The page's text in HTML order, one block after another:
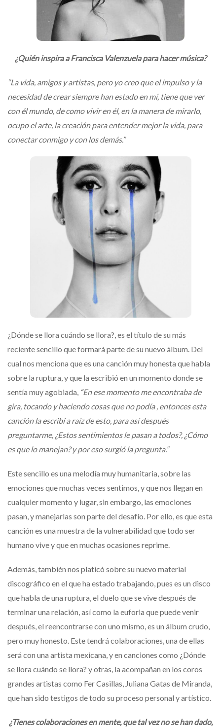
¿Quién inspira a Francisca Valenzuela para hacer música?
“La vida, amigos y artistas, pero yo creo que el impulso y la
necesidad de crear siempre han estado en mí, tiene que ver
con él mundo, de como vivir en él, en la manera de mirarlo,
ocupo el arte, la creación para entender mejor la vida, para
conectar conmigo y con los demás.”
¿Dónde se llora cuándo se llora?, es el título de su más
reciente sencillo que formará parte de su nuevo álbum. Del
cual nos menciona que es una canción muy honesta que habla
sobre la ruptura, y que la escribió en un momento donde se
sentía muy agobiada, “En ese momento me encontraba de
gira, tocando y haciendo cosas que no podía , entonces esta
canción la escribí a raíz de esto, para así después
preguntarme, ¿Estos sentimientos le pasan a todos?, ¿Cómo
es que lo manejan? y por eso surgió la pregunta.”
Este sencillo es una melodía muy humanitaria, sobre las
emociones que muchas veces sentimos, y que nos llegan en
cualquier momento y lugar, sin embargo, las emociones
pasan, y manejarlas son parte del desafío. Por ello, es que esta
canción es una muestra de la vulnerabilidad que todo ser
humano vive y que en muchas ocasiones reprime.
Además, también nos platicó sobre su nuevo material
discográfico en el que ha estado trabajando, pues es un disco
que habla de una ruptura, el duelo que se vive después de
terminar una relación, así como la euforia que puede venir
después, el reencontrarse con uno mismo, es un álbum crudo,
pero muy honesto. Este tendrá colaboraciones, una de ellas
será con una artista mexicana, y en canciones como ¿Dónde
se llora cuándo se llora? y otras, la acompañan en los coros
grandes artistas como Fer Casillas, Juliana Gatas de Miranda,
que han sido testigos de todo su proceso personal y artístico.
¿Tienes colaboraciones en mente, que tal vez no se han dado,